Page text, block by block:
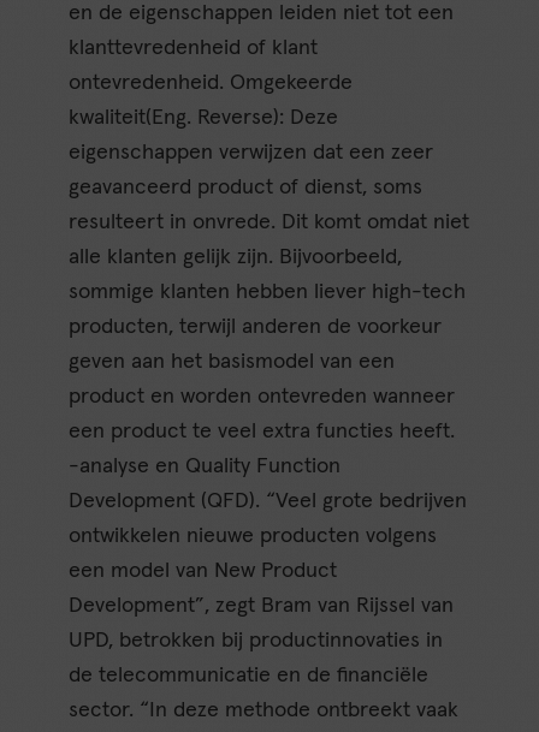
en de eigenschappen leiden niet tot een
klanttevredenheid of klant
ontevredenheid. Omgekeerde
kwaliteit(Eng. Reverse): Deze
eigenschappen verwijzen dat een zeer
geavanceerd product of dienst, soms
resulteert in onvrede. Dit komt omdat niet
alle klanten gelijk zijn. Bijvoorbeeld,
sommige klanten hebben liever high-tech
producten, terwijl anderen de voorkeur
geven aan het basismodel van een
product en worden ontevreden wanneer
een product te veel extra functies heeft.
-analyse en Quality Function
Development (QFD). “Veel grote bedrijven
ontwikkelen nieuwe producten volgens
een model van New Product
Development”, zegt Bram van Rijssel van
UPD, betrokken bij productinnovaties in
de telecommunicatie en de financiële
sector. “In deze methode ontbreekt vaak